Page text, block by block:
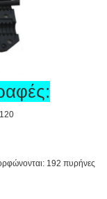
192 πυρήνες